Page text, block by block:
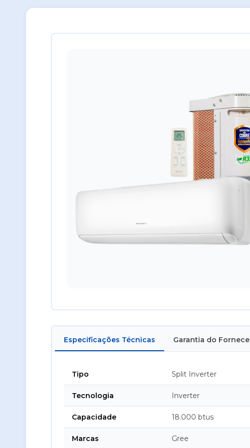
Especificações Técnicas Garantia do
Tipo Split Inverter
Tecnologia Inverter
Capacidade 18.000 btus
Marcas Gree